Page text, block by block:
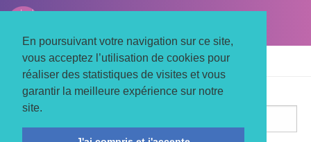
En poursuivant votre navigation sur ce site,
vous acceptez l’utilisation de cookies pour
réaliser des statistiques de visites et vous
garantir la meilleure expérience sur notre
site.
LE TROIS MATS
Accueil Informations pratiques Contact
Votre nom (obligatoire)